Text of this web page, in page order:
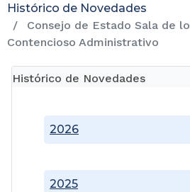
Histórico de Novedades
Consejo de Estado Sala de lo
Contencioso Administrativo
Histórico de Novedades
2025
2026